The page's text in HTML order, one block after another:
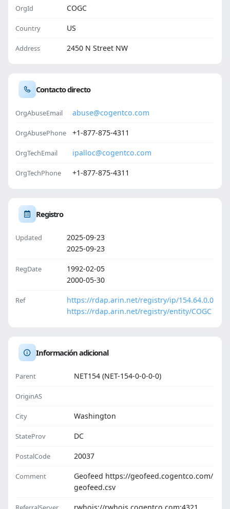
OrgId COGC
Country US
Address 2450 N Street NW
Contacto directo
OrgAbuseEmail abuse@cogentco.com
OrgAbusePhone +1-877-875-4311
OrgTechEmail ipalloc@cogentco.com
OrgTechPhone +1-877-875-4311
Registro
Updated
2025-09-23
2025-09-23
RegDate
1992-02-05
2000-05-30
Ref
https://rdap.arin.net/registry/ip/154.64.0.0
https://rdap.arin.net/registry/entity/COGC
Información adicional
Parent NET154 (NET-154-0-0-0-0)
OriginAS
City Washington
StateProv DC
PostalCode 20037
Comment
Geofeed https://geofeed.cogentco.com/
geofeed.csv